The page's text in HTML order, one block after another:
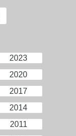
2023
2020
2017
2014
2011